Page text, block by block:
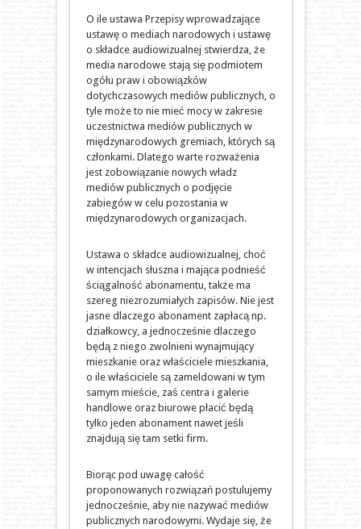
O ile ustawa Przepisy wprowadzające
ustawę o mediach narodowych i ustawę
o składce audiowizualnej stwierdza, że
media narodowe stają się podmiotem
ogółu praw i obowiązków
dotychczasowych mediów publicznych, o
tyle może to nie mieć mocy w zakresie
uczestnictwa mediów publicznych w
międzynarodowych gremiach, których są
członkami. Dlatego warte rozważenia
jest zobowiązanie nowych władz
mediów publicznych o podjęcie
zabiegów w celu pozostania w
międzynarodowych organizacjach.
Ustawa o składce audiowizualnej, choć
w intencjach słuszna i mająca podnieść
ściągalność abonamentu, także ma
szereg niezrozumiałych zapisów. Nie jest
jasne dlaczego abonament zapłacą np.
działkowcy, a jednocześnie dlaczego
będą z niego zwolnieni wynajmujący
mieszkanie oraz właściciele mieszkania,
o ile właściciele są zameldowani w tym
samym mieście, zaś centra i galerie
handlowe oraz biurowe płacić będą
tylko jeden abonament nawet jeśli
znajdują się tam setki firm.
Biorąc pod uwagę całość
proponowanych rozwiązań postulujemy
jednocześnie, aby nie nazywać mediów
publicznych narodowymi. Wydaje się, że